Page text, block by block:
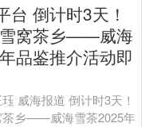
台 倒计时3天！
雪窝茶乡——威海
品鉴推介活动即
威海报道 倒计时3天！
茶乡——威海雪茶2025年